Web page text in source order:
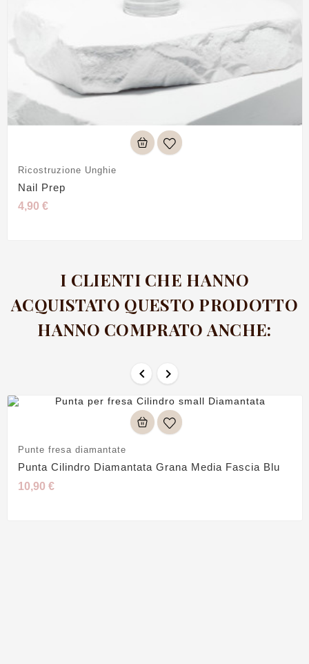
Ricostruzione Unghie
Nail Prep
4,90 €
I CLIENTI CHE HANNO
ACQUISTATO QUESTO PRODOTTO
HANNO COMPRATO ANCHE:
 
Punte fresa diamantate
Punta Cilindro Diamantata Grana Media Fascia Blu
10,90 €